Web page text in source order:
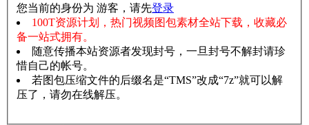
您当前的身份为 游客，请先登录
100T资源计划，热门视频图包素材全站下载，收藏必
备一站式拥有。
随意传播本站资源者发现封号，一旦封号不解封请珍
惜自己的帐号。
若图包压缩文件的后缀名是“TMS”改成“7z”就可以解
压了，请勿在线解压。